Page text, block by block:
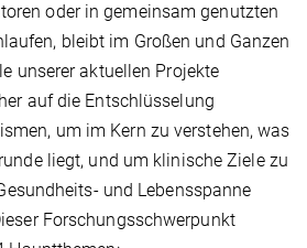
oder in gemeinsam genutzten
bleibt im Großen und Ganzen
unserer aktuellen Projekte
auf die Entschlüsselung
um im Kern zu verstehen, was
liegt, und um klinische Ziele zu
und Lebensspanne
Forschungsschwerpunkt